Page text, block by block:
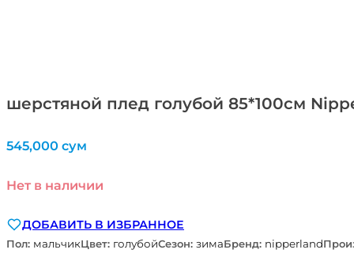
шерстяной плед голубой 85*100см
545,000 сум
Нет в наличии
ДОБАВИТЬ В ИЗБРАННОЕ
Пол: мальчикЦвет: голубойСезон: зимаБренд: nipperland